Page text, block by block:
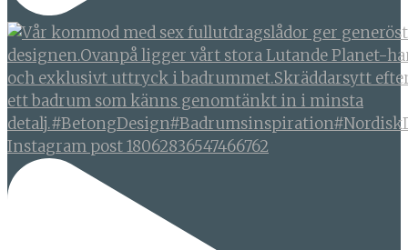
Instagram post 18062836547466762